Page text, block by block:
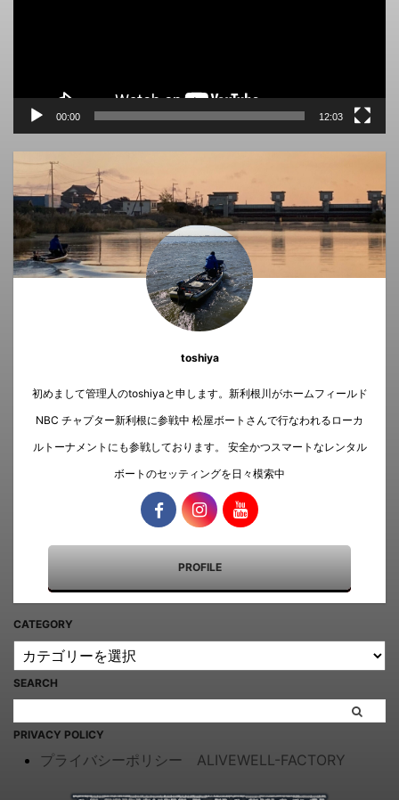
00:00 12:03
toshiya
初めまして管理人のtoshiyaと申します。新利根川がホームフィールド
NBC チャプター新利根に参戦中 松屋ボートさんで行なわれるローカ
ルトーナメントにも参戦しております。 安全かつスマートなレンタル
ボートのセッティングを日々模索中
PROFILE
CATEGORY
SEARCH
PRIVACY POLICY
プライバシーポリシー ALIVEWELL-FACTORY